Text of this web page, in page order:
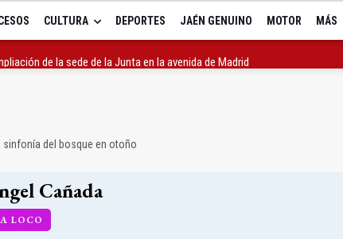
CULTURA DEPORTES JAÉN GENUINO MOTOR MÁS
de la sede de la Junta en la avenida de Madrid
sinfonía del bosque en otoño
Cañada
LOCO